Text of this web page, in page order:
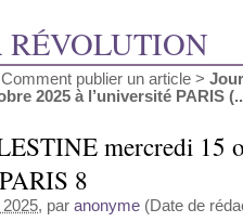
Comment publier un article >
2025 à l’université PARIS
mercredi 15
8
, par anonyme (Date de